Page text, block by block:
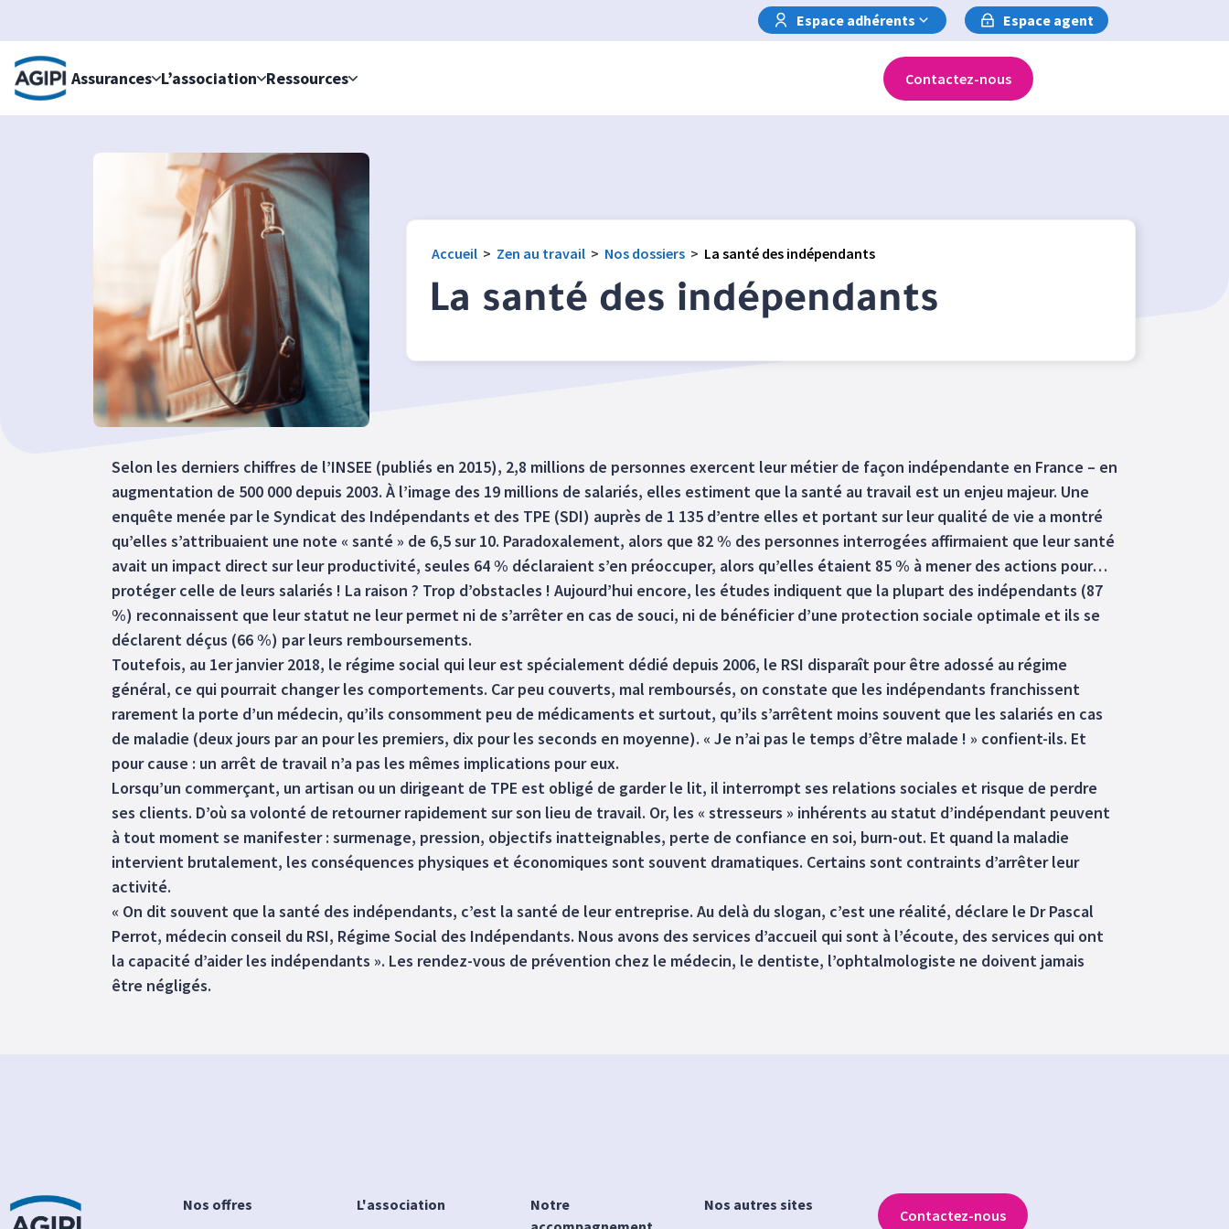
Espace adhérents
Espace agent
Accès au menu
Accès au contenu principal
Assurances L’association Ressources Contactez-nous
Accueil > Zen au travail > Nos dossiers > La santé des indépendants
La santé des indépendants
Selon les derniers chiffres de l’INSEE (publiés en 2015), 2,8 millions de personnes exercent leur métier de façon indépendante en France – en
augmentation de 500 000 depuis 2003. À l’image des 19 millions de salariés, elles estiment que la santé au travail est un enjeu majeur. Une
enquête menée par le Syndicat des Indépendants et des TPE (SDI) auprès de 1 135 d’entre elles et portant sur leur qualité de vie a montré
qu’elles s’attribuaient une note « santé » de 6,5 sur 10. Paradoxalement, alors que 82 % des personnes interrogées affirmaient que leur santé
avait un impact direct sur leur productivité, seules 64 % déclaraient s’en préoccuper, alors qu’elles étaient 85 % à mener des actions pour…
protéger celle de leurs salariés ! La raison ? Trop d’obstacles ! Aujourd’hui encore, les études indiquent que la plupart des indépendants (87
%) reconnaissent que leur statut ne leur permet ni de s’arrêter en cas de souci, ni de bénéficier d’une protection sociale optimale et ils se
déclarent déçus (66 %) par leurs remboursements.
Toutefois, au 1er janvier 2018, le régime social qui leur est spécialement dédié depuis 2006, le RSI disparaît pour être adossé au régime
général, ce qui pourrait changer les comportements. Car peu couverts, mal remboursés, on constate que les indépendants franchissent
rarement la porte d’un médecin, qu’ils consomment peu de médicaments et surtout, qu’ils s’arrêtent moins souvent que les salariés en cas
de maladie (deux jours par an pour les premiers, dix pour les seconds en moyenne). « Je n’ai pas le temps d’être malade ! » confient-ils. Et
pour cause : un arrêt de travail n’a pas les mêmes implications pour eux.
Lorsqu’un commerçant, un artisan ou un dirigeant de TPE est obligé de garder le lit, il interrompt ses relations sociales et risque de perdre
ses clients. D’où sa volonté de retourner rapidement sur son lieu de travail. Or, les « stresseurs » inhérents au statut d’indépendant peuvent
à tout moment se manifester : surmenage, pression, objectifs inatteignables, perte de confiance en soi, burn-out. Et quand la maladie
intervient brutalement, les conséquences physiques et économiques sont souvent dramatiques. Certains sont contraints d’arrêter leur
activité.
« On dit souvent que la santé des indépendants, c’est la santé de leur entreprise. Au delà du slogan, c’est une réalité, déclare le Dr Pascal
Perrot, médecin conseil du RSI, Régime Social des Indépendants. Nous avons des services d’accueil qui sont à l’écoute, des services qui ont
la capacité d’aider les indépendants ». Les rendez-vous de prévention chez le médecin, le dentiste, l’ophtalmologiste ne doivent jamais
être négligés.
Nos offres L'association
Notre
Nos autres sites
Contactez-nous